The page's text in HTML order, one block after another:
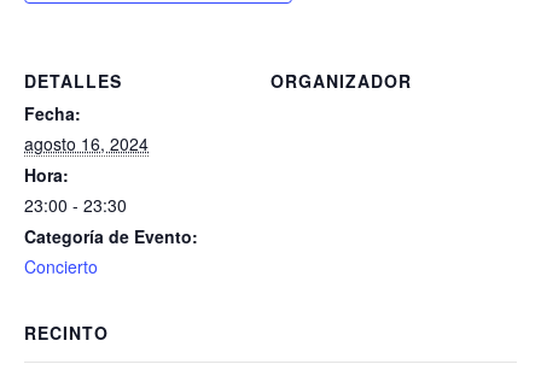
DETALLES
Fecha:
agosto 16, 2024
Hora:
23:00 - 23:30
Categoría de Evento:
Concierto
ORGANIZADOR
RECINTO